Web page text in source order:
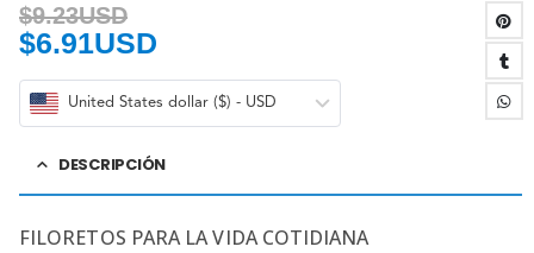
$9.23USD
$6.91USD
United States dollar ($) - USD
DESCRIPCIÓN
FILORETOS PARA LA VIDA COTIDIANA